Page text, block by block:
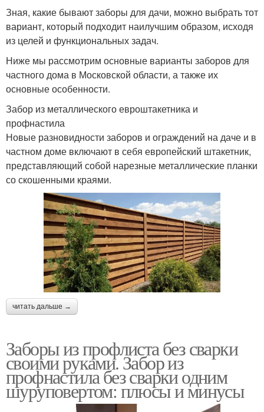
Зная, какие бывают заборы для дачи, можно выбрать тот
вариант, который подходит наилучшим образом, исходя
из целей и функциональных задач.
Ниже мы рассмотрим основные варианты заборов для
частного дома в Московской области, а также их
основные особенности.
Забор из металлического евроштакетника и
профнастила
Новые разновидности заборов и ограждений на даче и в
частном доме включают в себя европейский штакетник,
представляющий собой нарезные металлические планки
со скошенными краями.
читать дальше →
Заборы из профлиста без сварки
своими руками. Забор из
профнастила без сварки одним
шуруповертом: плюсы и минусы